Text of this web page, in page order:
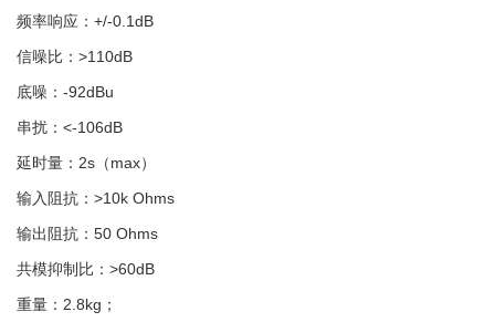
频率响应：+/-0.1dB
信噪比：>110dB
底噪：-92dBu
串扰：<-106dB
延时量：2s（max）
输入阻抗：>10k Ohms
输出阻抗：50 Ohms
共模抑制比：>60dB
重量：2.8kg；